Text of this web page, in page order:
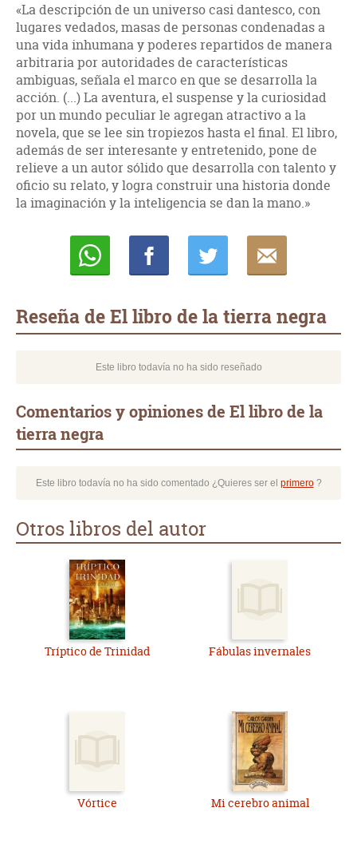
«La descripción de un universo casi dantesco, con
lugares vedados, masas de personas condenadas a
una vida inhumana y poderes repartidos de manera
arbitraria por autoridades de características
ambiguas, señala el marco en que se desarrolla la
acción. (...) La aventura, el suspense y la curiosidad
por un mundo peculiar le agregan atractivo a la
novela, que se lee sin tropiezos hasta el final. El libro,
además de ser interesante y entretenido, pone de
relieve a un autor sólido que desarrolla con talento y
oficio su relato, y logra construir una historia donde
la imaginación y la inteligencia se dan la mano.»
Reseña de El libro de la tierra negra
Este libro todavía no ha sido reseñado
Comentarios y opiniones de El libro de la
tierra negra
Este libro todavía no ha sido comentado ¿Quieres ser el primero?
Otros libros del autor
Tríptico de Trinidad Fábulas invernales
Vórtice Mi cerebro animal